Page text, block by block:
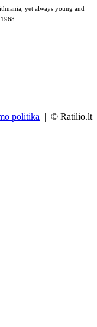
yet always young and
politika | © Ratilio.lt